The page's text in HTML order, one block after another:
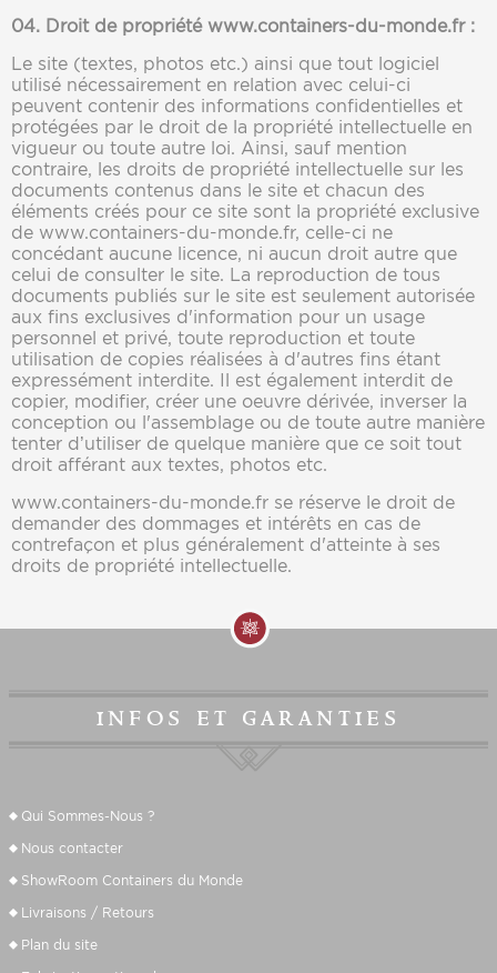
04. Droit de propriété www.containers-du-monde.fr:
Le site (textes, photos etc.) ainsi que tout logiciel
utilisé nécessairement en relation avec celui-ci
peuvent contenir des informations confidentielles et
protégées par le droit de la propriété intellectuelle en
vigueur ou toute autre loi. Ainsi, sauf mention
contraire, les droits de propriété intellectuelle sur les
documents contenus dans le site et chacun des
éléments créés pour ce site sont la propriété exclusive
de www.containers-du-monde.fr, celle-ci ne
concédant aucune licence, ni aucun droit autre que
celui de consulter le site. La reproduction de tous
documents publiés sur le site est seulement autorisée
aux fins exclusives d'information pour un usage
personnel et privé, toute reproduction et toute
utilisation de copies réalisées à d'autres fins étant
expressément interdite. Il est également interdit de
copier, modifier, créer une oeuvre dérivée, inverser la
conception ou l'assemblage ou de toute autre manière
tenter d’utiliser de quelque manière que ce soit tout
droit afférant aux textes, photos etc.
www.containers-du-monde.fr se réserve le droit de
demander des dommages et intérêts en cas de
contrefaçon et plus généralement d'atteinte à ses
droits de propriété intellectuelle.
infos et garanties
Qui Sommes-Nous ?
Nous contacter
ShowRoom Containers du Monde
Livraisons / Retours
Plan du site